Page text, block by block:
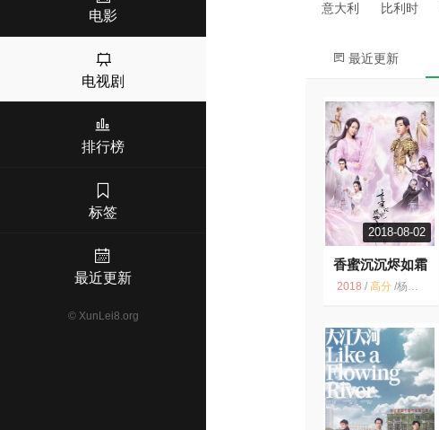
电影
电视剧
排行榜
标签
最近更新
© XunLei8.org
意大利
比利时
最近更新
2018-08-02
香蜜沉沉烬如霜
7.8
2018 /高分 /杨紫 香蜜沉沉烬如霜 邓伦 仙侠言情 古装 爱情 国产电视剧 小说改编